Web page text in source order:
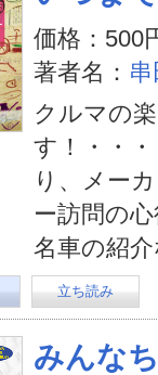
価格：500
著者名：
クルマの
す！・・
り、メー
ー訪問の
名車の紹
立ち読み
みんな